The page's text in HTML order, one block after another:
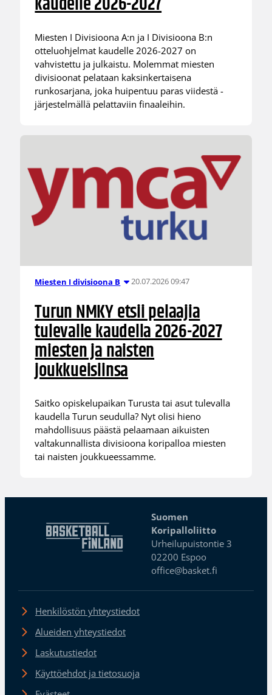
Miesten I Divisioona A:n ja I Divisioona B:n
otteluohjelmat kaudelle 2026-2027 on
vahvistettu ja julkaistu. Molemmat miesten
divisioonat pelataan kaksinkertaisena
runkosarjana, joka huipentuu paras viidestä -
järjestelmällä pelattaviin finaaleihin.
Miesten I divisioona B 20.07.2026 09:47
Turun NMKY etsii pelaajia
tulevalle kaudella 2026-2027
miesten ja naisten
joukkueisiinsa
Saitko opiskelupaikan Turusta tai asut tulevalla
kaudella Turun seudulla? Nyt olisi hieno
mahdollisuus päästä pelaamaan aikuisten
valtakunnallista divisioona koripalloa miesten
tai naisten joukkueessamme.
Suomen
Koripalloliitto
Urheilupuistontie 3
02200 Espoo
office@basket.fi
Henkilöstön yhteystiedot
Alueiden yhteystiedot
Laskutustiedot
Käyttöehdot ja tietosuoja